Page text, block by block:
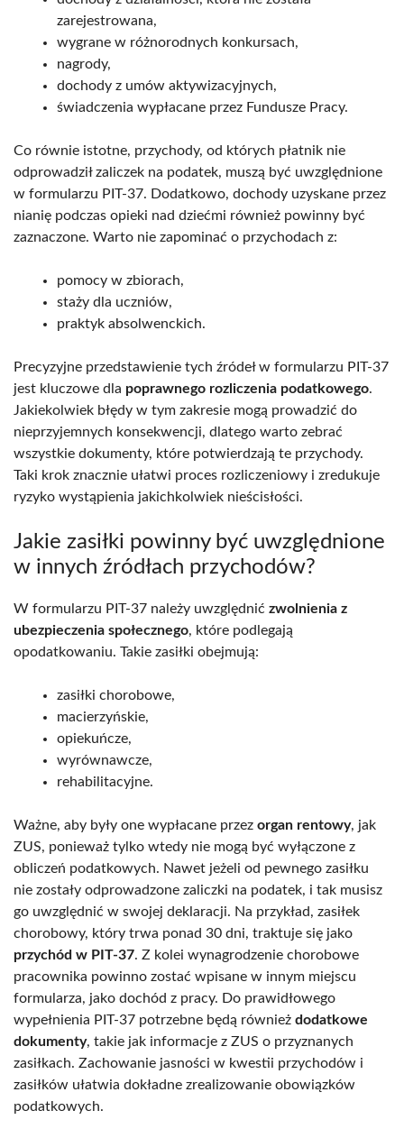
zarejestrowana,
wygrane w różnorodnych konkursach,
nagrody,
dochody z umów aktywizacyjnych,
świadczenia wypłacane przez Fundusze Pracy.
Co równie istotne, przychody, od których płatnik nie
odprowadził zaliczek na podatek, muszą być uwzględnione
w formularzu PIT-37. Dodatkowo, dochody uzyskane przez
nianię podczas opieki nad dziećmi również powinny być
zaznaczone. Warto nie zapominać o przychodach z:
pomocy w zbiorach,
staży dla uczniów,
praktyk absolwenckich.
Precyzyjne przedstawienie tych źródeł w formularzu PIT-37
jest kluczowe dla poprawnego rozliczenia podatkowego.
Jakiekolwiek błędy w tym zakresie mogą prowadzić do
nieprzyjemnych konsekwencji, dlatego warto zebrać
wszystkie dokumenty, które potwierdzają te przychody.
Taki krok znacznie ułatwi proces rozliczeniowy i zredukuje
ryzyko wystąpienia jakichkolwiek nieścisłości.
Jakie zasiłki powinny być uwzględnione
w innych źródłach przychodów?
W formularzu PIT-37 należy uwzględnić zwolnienia z
ubezpieczenia społecznego, które podlegają
opodatkowaniu. Takie zasiłki obejmują:
zasiłki chorobowe,
macierzyńskie,
opiekuńcze,
wyrównawcze,
rehabilitacyjne.
Ważne, aby były one wypłacane przez organ rentowy, jak
ZUS, ponieważ tylko wtedy nie mogą być wyłączone z
obliczeń podatkowych. Nawet jeżeli od pewnego zasiłku
nie zostały odprowadzone zaliczki na podatek, i tak musisz
go uwzględnić w swojej deklaracji. Na przykład, zasiłek
chorobowy, który trwa ponad 30 dni, traktuje się jako
przychód w PIT-37. Z kolei wynagrodzenie chorobowe
pracownika powinno zostać wpisane w innym miejscu
formularza, jako dochód z pracy. Do prawidłowego
wypełnienia PIT-37 potrzebne będą również dodatkowe
dokumenty, takie jak informacje z ZUS o przyznanych
zasiłkach. Zachowanie jasności w kwestii przychodów i
zasiłków ułatwia dokładne zrealizowanie obowiązków
podatkowych.